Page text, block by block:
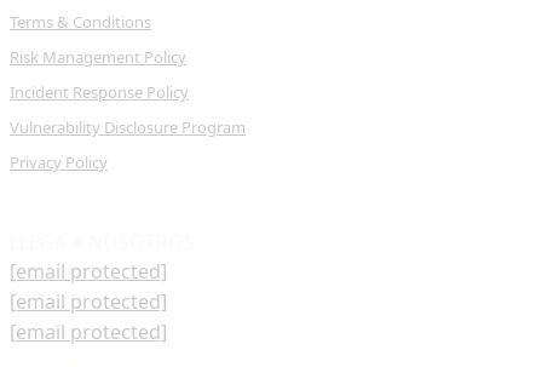
Terms & Conditions
Risk Management Policy
Incident Response Policy
Vulnerability Disclosure Program
Privacy Policy
[email protected]
[email protected]
[email protected]